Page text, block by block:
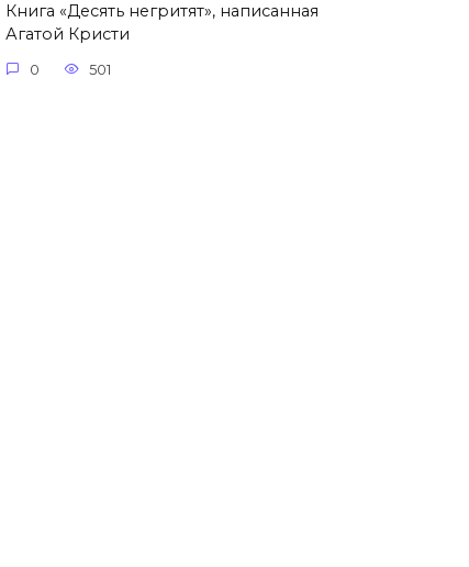
Книга «Десять негритят», написанная
Агатой Кристи
0 501